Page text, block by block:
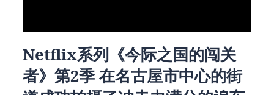
Netflix系列《今际之国的闯关
者》第2季 在名古屋市中心的街